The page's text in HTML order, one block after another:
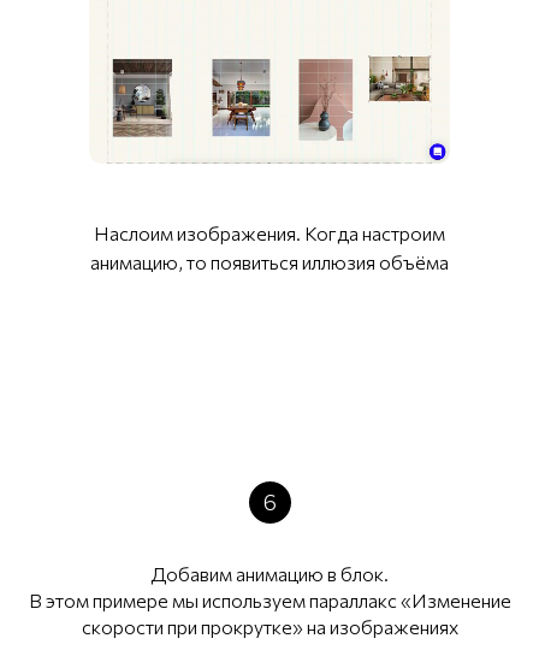
Наслоим изображения. Когда настроим
анимацию, то появиться иллюзия объёма
6
Добавим анимацию в блок.
В этом примере мы используем параллакс «Изменение
скорости при прокрутке» на изображениях